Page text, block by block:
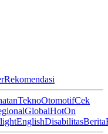
Rekomendasi
TeknoOtomotifCek
GlobalHotOn
EnglishDisabilitasBerita